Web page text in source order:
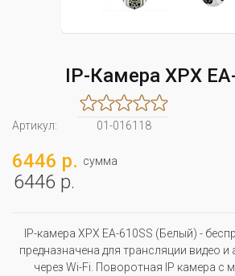
IP-Камера XPX
Артикул:
01-016118
6446 р. сумма
6446 р.
IP-камера XPX EA-610SS (Белый) -
предназначена для трансляции видео и
через Wi-Fi. Поворотная IP камера с